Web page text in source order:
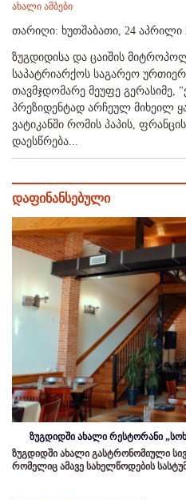
ახალი ამბები
თარიღი: ხუთშაბათი, 24 აპრილი
ზუგდიდისა და ცაიშის
საპატრიარქოს საგარეო
თავმჯდომარე მეუფე გერასიმე,
პრეზიდენტად არჩეულ მიხეილ
ვატიკანში რომის პაპის,
დაესწრება...
დაფინანსებული
ზუგდიდში ახალი რესტორანი
ზუგდიდში ახალი გასტრონომიული
რომელიც ამავე სახელწოდების